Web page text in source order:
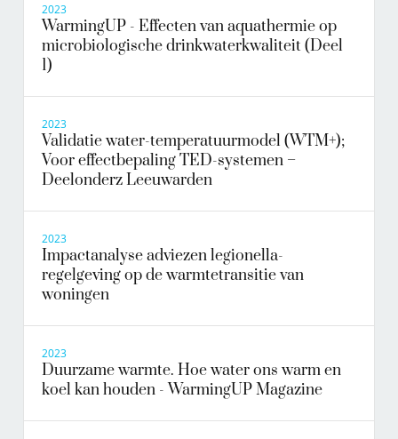
2023
WarmingUP - Effecten van aquathermie op
microbiologische drinkwaterkwaliteit (Deel
1)
2023
Validatie water-temperatuurmodel (WTM+);
Voor effectbepaling TED-systemen –
Deelonderz Leeuwarden
2023
Impactanalyse adviezen legionella-
regelgeving op de warmtetransitie van
woningen
2023
Duurzame warmte. Hoe water ons warm en
koel kan houden - WarmingUP Magazine